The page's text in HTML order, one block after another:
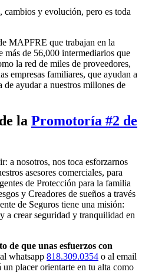
cambios y evolución, pero es toda
MAPFRE que trabajan en la
más de 56,000 intermediarios que
la red de miles de proveedores,
empresas familiares, que ayudan a
ayudar a nuestros millones de
la Promotoría #2 de
a nosotros, nos toca esforzarnos
asesores comerciales, para
de Protección para la familia
y Creadores de sueños a través
de Seguros tiene una misión:
a crear seguridad y tranquilidad en
de que unas esfuerzos con
whatsapp 818.309.0354 o al email
un placer orientarte en tu alta como